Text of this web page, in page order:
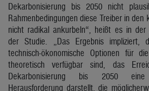
Dekarbonisierung bis 2050 nicht
Rahmenbedingungen diese Treiber in den
nicht radikal ankurbeln“, heißt es in der
der Studie. „Das Ergebnis impliziert,
technisch-ökonomische Optionen für
theoretisch verfügbar sind, das
Dekarbonisierung bis 2050 eine
Herausforderung darstellt, die